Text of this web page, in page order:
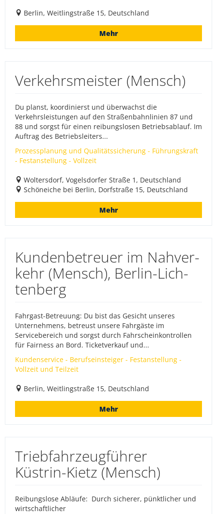
Berlin, Weitlingstraße 15, Deutschland
Mehr
Verkehrsmeister (Mensch)
Du planst, koordinierst und überwachst die
Verkehrsleistungen auf den Straßenbahnlinien 87 und
88 und sorgst für einen reibungslosen Betriebsablauf. Im
Auftrag des Betriebsleiters...
Prozessplanung und Qualitätssicherung - Führungskraft
- Festanstellung - Vollzeit
Woltersdorf, Vogelsdorfer Straße 1, Deutschland
Schöneiche bei Berlin, Dorfstraße 15, Deutschland
Mehr
Kun­den­be­treu­er im Nah­ver­
kehr (Mensch), Ber­lin-Lich­
ten­berg
Fahrgast-Betreuung: Du bist das Gesicht unseres
Unternehmens, betreust unsere Fahrgäste im
Servicebereich und sorgst durch Fahrscheinkontrollen
für Fairness an Bord. Ticketverkauf und...
Kundenservice - Berufseinsteiger - Festanstellung -
Vollzeit und Teilzeit
Berlin, Weitlingstraße 15, Deutschland
Mehr
Triebfahrzeugführer
Küstrin-Kietz (Mensch)
Reibungslose Abläufe: Durch sicherer, pünktlicher und
wirtschaftlicher